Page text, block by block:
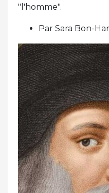
"l'homme".
Par Sara Bon-